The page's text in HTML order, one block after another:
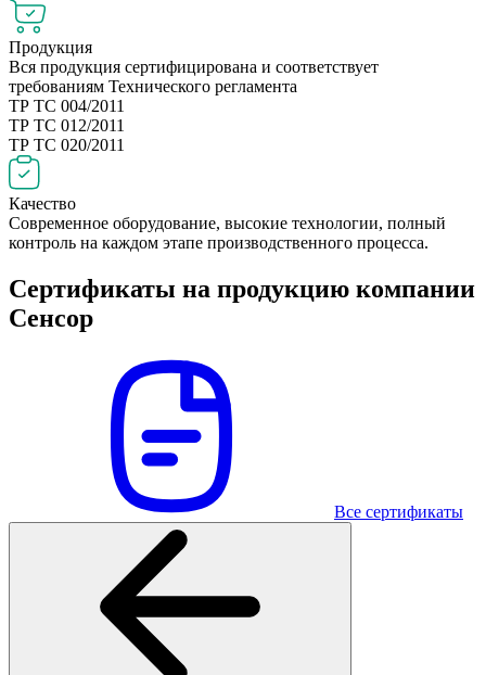
Продукция
Вся продукция сертифицирована и соответствует
требованиям Технического регламента
ТР ТС 004/2011
ТР ТС 012/2011
ТР ТС 020/2011
Качество
Современное оборудование, высокие технологии, полный
контроль на каждом этапе производственного процесса.
Сертификаты на продукцию компании
Сенсор
Все сертификаты